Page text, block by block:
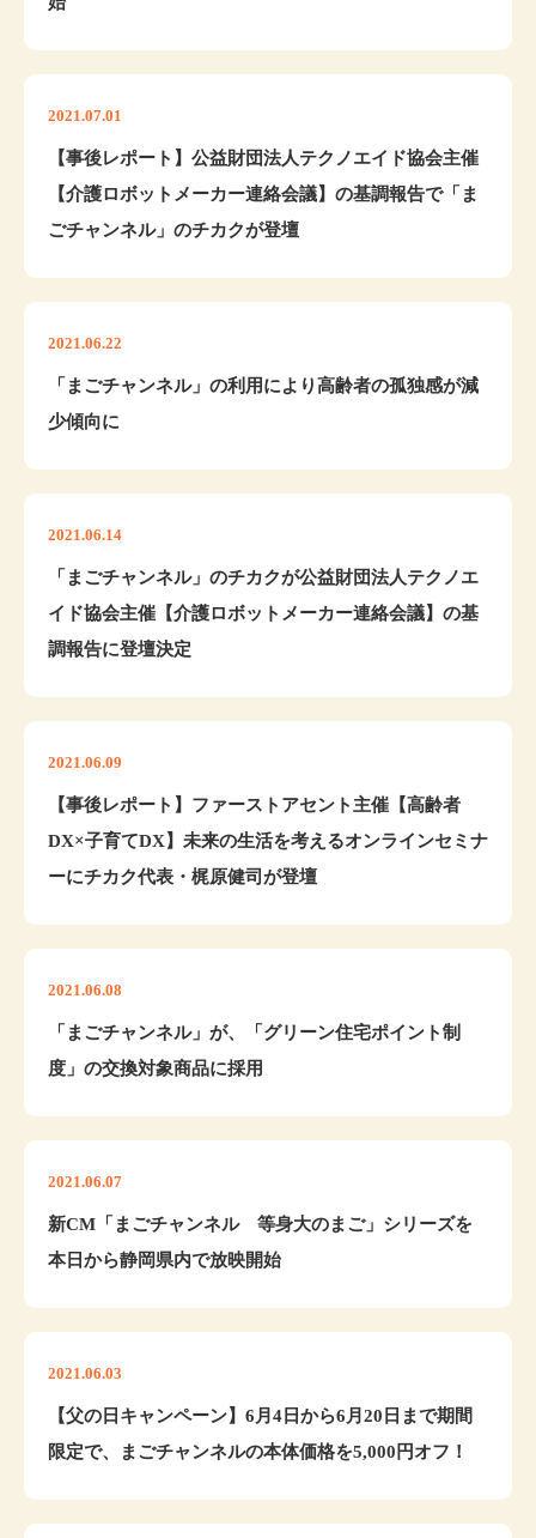
2021.07.01
【事後レポート】公益財団法人テクノエイド協会主催
【介護ロボットメーカー連絡会議】の基調報告で「ま
ごチャンネル」のチカクが登壇
2021.06.22
​「まごチャンネル」の利用により⾼齢者の孤独感が減
少傾向に
2021.06.14
「まごチャンネル」のチカクが公益財団法人テクノエ
イド協会主催【介護ロボットメーカー連絡会議】の基
調報告に登壇決定
2021.06.09
【事後レポート】ファーストアセント主催【高齢者
DX×子育てDX】未来の生活を考えるオンラインセミナ
ーにチカク代表・梶原健司が登壇
2021.06.08
「まごチャンネル」が、「グリーン住宅ポイント制
度」の交換対象商品に採用
2021.06.07
新CM「まごチャンネル 等身大のまご」シリーズを
本日から静岡県内で放映開始
2021.06.03
【父の日キャンペーン】6月4日から6月20日まで期間
限定で、まごチャンネルの本体価格を5,000円オフ！